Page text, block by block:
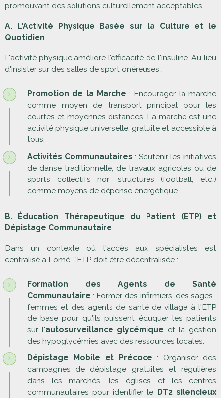
promouvant des solutions culturellement acceptables.
A. L'Activité Physique Basée sur la Culture et le
Quotidien
L'activité physique améliore l'efficacité de l'insuline. Au lieu
d'insister sur des salles de sport onéreuses :
Promotion de la Marche : Encourager la marche
comme moyen de transport principal pour les
courtes et moyennes distances. La marche est une
activité physique universelle, gratuite et accessible à
tous.
Activités Communautaires : Soutenir les initiatives
de danse traditionnelle, de travaux agricoles ou de
sports collectifs non structurés (football, etc.)
comme moyens de dépense énergétique.
B. Éducation Thérapeutique du Patient (ETP) et
Dépistage Communautaire
Dans un contexte où l'accès aux spécialistes est
centralisé à Lomé, l'ETP doit être décentralisée :
Formation des Agents de Santé
Communautaire : Former des infirmiers, des sages-
femmes et des agents de santé de village à l'ETP
de base pour qu'ils puissent éduquer les patients
sur l'autosurveillance glycémique et la gestion
des hypoglycémies avec des ressources locales.
Dépistage Mobile et Précoce : Organiser des
campagnes de dépistage gratuites et régulières
dans les marchés, les églises et les centres
communautaires pour identifier le DT2 silencieux